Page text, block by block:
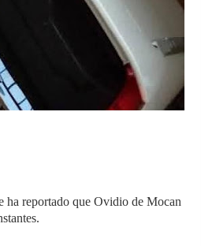
ha reportado que Ovidio de Mocan